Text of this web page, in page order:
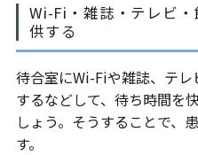
Wi-Fi・雑誌・テレビ
供する
待合室にWi-Fiや雑誌、テ
するなどして、待ち時間を
しょう。そうすることで、
す。